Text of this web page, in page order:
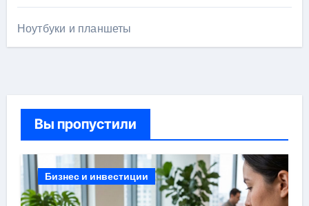
Ноутбуки и планшеты
Вы пропустили
Бизнес и инвестиции